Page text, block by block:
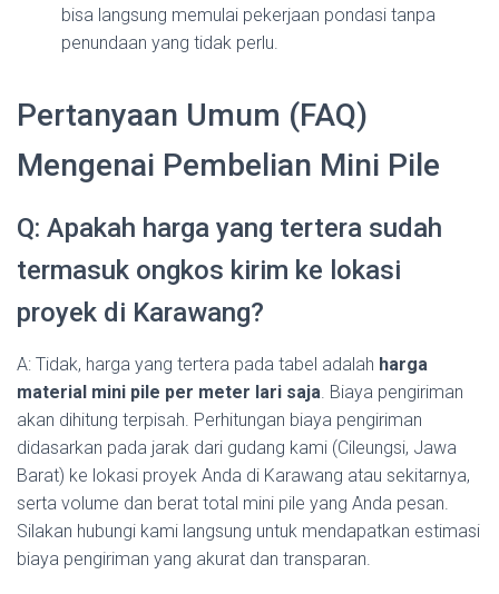
bisa langsung memulai pekerjaan pondasi tanpa
penundaan yang tidak perlu.
Pertanyaan Umum (FAQ)
Mengenai Pembelian Mini Pile
Q: Apakah harga yang tertera sudah
termasuk ongkos kirim ke lokasi
proyek di Karawang?
A: Tidak, harga yang tertera pada tabel adalah harga
material mini pile per meter lari saja. Biaya pengiriman
akan dihitung terpisah. Perhitungan biaya pengiriman
didasarkan pada jarak dari gudang kami (Cileungsi, Jawa
Barat) ke lokasi proyek Anda di Karawang atau sekitarnya,
serta volume dan berat total mini pile yang Anda pesan.
Silakan hubungi kami langsung untuk mendapatkan estimasi
biaya pengiriman yang akurat dan transparan.